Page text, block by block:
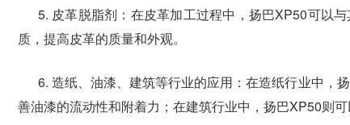
5. 皮革脱脂剂：在皮革加工过程中，扬巴XP50可以
质，提高皮革的质量和外观。
6. 造纸、油漆、建筑等行业的应用：在造纸行业中，
善油漆的流动性和附着力；在建筑行业中，扬巴XP50则